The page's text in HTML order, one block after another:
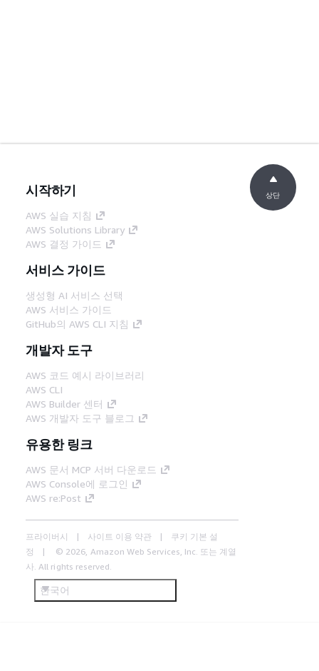
시작하기
AWS 실습 지침
AWS Solutions Library
AWS 결정 가이드
서비스 가이드
생성형 AI 서비스 선택
AWS 서비스 가이드
GitHub의 AWS CLI 지침
개발자 도구
AWS 코드 예시 라이브러리
AWS CLI
AWS Builder 센터
AWS 개발자 도구 블로그
유용한 링크
AWS 문서 MCP 서버 다운로드
AWS Console에 로그인
AWS re:Post
프라이버시 사이트 이용 약관
쿠키 기본 설
정
© 2026, Amazon Web Services, Inc. 또는 계열
사. All rights reserved.
한국어
상단